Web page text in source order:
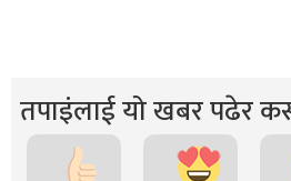
तपाइंलाई यो खबर पढेर